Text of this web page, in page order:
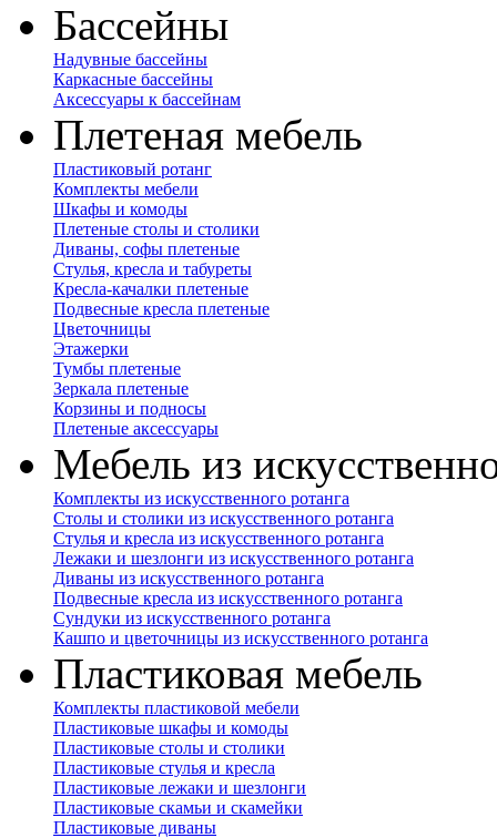
Бассейны
Надувные бассейны
Каркасные бассейны
Аксессуары к бассейнам
Плетеная мебель
Пластиковый ротанг
Комплекты мебели
Шкафы и комоды
Плетеные столы и столики
Диваны, софы плетеные
Стулья, кресла и табуреты
Кресла-качалки плетеные
Подвесные кресла плетеные
Цветочницы
Этажерки
Тумбы плетеные
Зеркала плетеные
Корзины и подносы
Плетеные аксессуары
Мебель из
Комплекты из искусственного ротанга
Столы и столики из искусственного ротанга
Стулья и кресла из искусственного ротанга
Лежаки и шезлонги из искусственного ротанга
Диваны из искусственного ротанга
Подвесные кресла из искусственного ротанга
Сундуки из искусственного ротанга
Кашпо и цветочницы из искусственного ротанга
Пластиковая мебель
Комплекты пластиковой мебели
Пластиковые шкафы и комоды
Пластиковые столы и столики
Пластиковые стулья и кресла
Пластиковые лежаки и шезлонги
Пластиковые скамьи и скамейки
Пластиковые диваны